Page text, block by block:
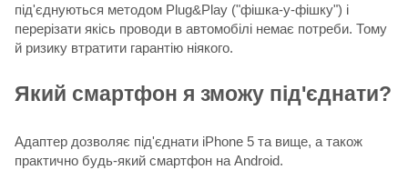
під'єднуються методом Plug&Play ("фішка-у-фішку") і
перерізати якісь проводи в автомобілі немає потреби. Тому
й ризику втратити гарантію ніякого.
Який смартфон я зможу під'єднати?
Адаптер дозволяє під'єднати iPhone 5 та вище, а також
практично будь-який смартфон на Android.